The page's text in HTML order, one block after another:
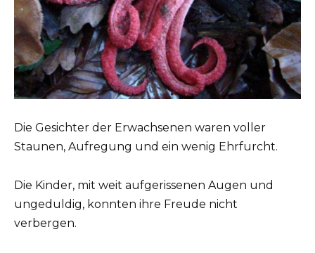
Die Gesichter der Erwachsenen waren voller
Staunen, Aufregung und ein wenig Ehrfurcht.
Die Kinder, mit weit aufgerissenen Augen und
ungeduldig, konnten ihre Freude nicht
verbergen.